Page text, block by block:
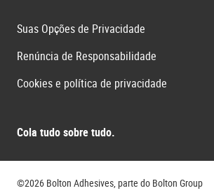
Cola tudo sobre tudo.
Suas Opções de Privacidade
Renúncia de Responsabilidade
Cookies e política de privacidade
©2026 Bolton Adhesives, parte do Bolton Group